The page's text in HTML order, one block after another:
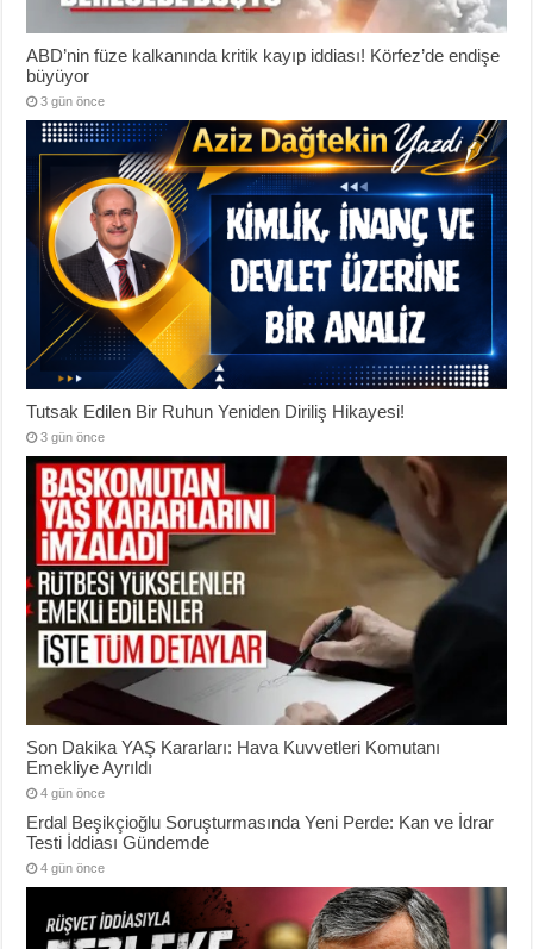
ABD’nin füze kalkanında kritik kayıp iddiası! Körfez’de endişe
büyüyor
3 gün önce
Tutsak Edilen Bir Ruhun Yeniden Diriliş Hikayesi!
3 gün önce
Son Dakika YAŞ Kararları: Hava Kuvvetleri Komutanı
Emekliye Ayrıldı
4 gün önce
Erdal Beşikçioğlu Soruşturmasında Yeni Perde: Kan ve İdrar
Testi İddiası Gündemde
4 gün önce